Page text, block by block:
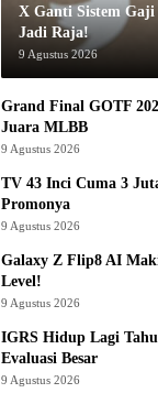
X Ganti Sistem
Jadi Raja!
9 Agustus 2026
Grand Final GOTF
Juara MLBB
9 Agustus 2026
TV 43 Inci Cuma 3
Promonya
9 Agustus 2026
Galaxy Z Flip8 AI
Level!
9 Agustus 2026
IGRS Hidup Lagi
Evaluasi Besar
9 Agustus 2026